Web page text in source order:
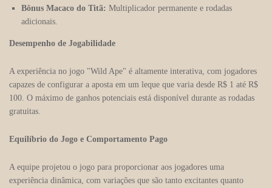
Bônus Macaco do Titã: Multiplicador permanente e rodadas
adicionais.
Desempenho de Jogabilidade
A experiência no jogo "Wild Ape" é altamente interativa, com jogadores
capazes de configurar a aposta em um leque que varia desde R$ 1 até R$
100. O máximo de ganhos potenciais está disponível durante as rodadas
gratuitas.
Equilíbrio do Jogo e Comportamento Pago
A equipe projetou o jogo para proporcionar aos jogadores uma
experiência dinâmica, com variações que são tanto excitantes quanto